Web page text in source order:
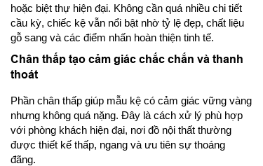
hoặc biệt thự hiện đại. Không cần quá nhiều chi tiết
cầu kỳ, chiếc kệ vẫn nổi bật nhờ tỷ lệ đẹp, chất liệu
gỗ sang và các điểm nhấn hoàn thiện tinh tế.
Chân thấp tạo cảm giác chắc chắn và thanh
thoát
Phần chân thấp giúp mẫu kệ có cảm giác vững vàng
nhưng không quá nặng. Đây là cách xử lý phù hợp
với phòng khách hiện đại, nơi đồ nội thất thường
được thiết kế thấp, ngang và ưu tiên sự thoáng
đãng.